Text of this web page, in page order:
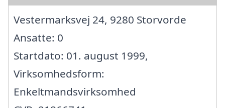
Vestermarksvej 24, 9280 Storvorde
Ansatte: 0
Startdato: 01. august 1999,
Virksomhedsform:
Enkeltmandsvirksomhed